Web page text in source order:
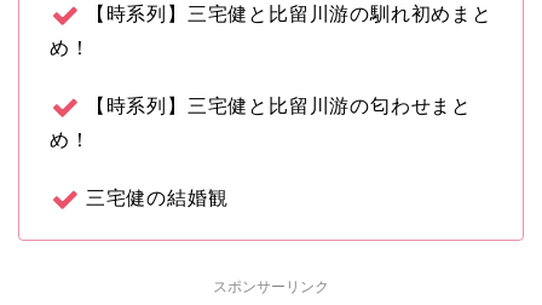
【時系列】三宅健と比留川游の馴れ初めまと
め！
【時系列】三宅健と比留川游の匂わせまと
め！
三宅健の結婚観
スポンサーリンク